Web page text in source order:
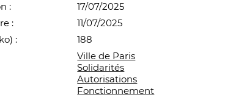
:
17/07/2025
:
11/07/2025
:
188
Ville de Paris
Solidarités
Autorisations
Fonctionnement